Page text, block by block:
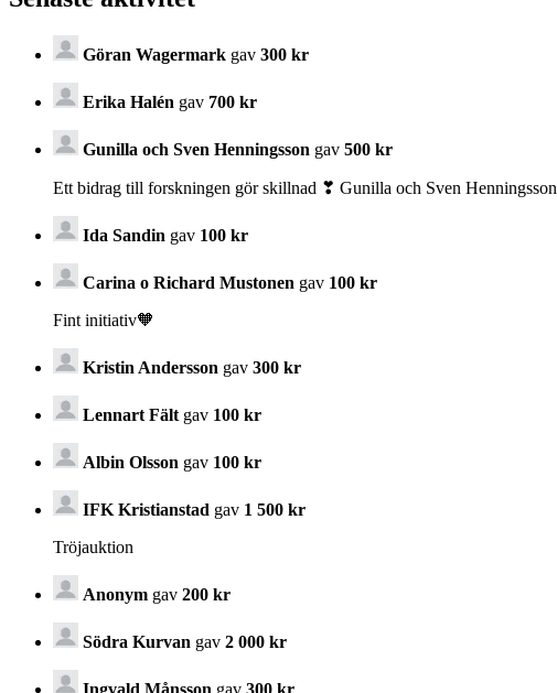
Göran Wagermark gav 300 kr
Erika Halén gav 700 kr
Gunilla och Sven Henningsson gav 500 kr
Ett bidrag till forskningen gör skillnad ❣ Gunilla och Sven Henningsson
Ida Sandin gav 100 kr
Carina o Richard Mustonen gav 100 kr
Fint initiativ🧡
Kristin Andersson gav 300 kr
Lennart Fält gav 100 kr
Albin Olsson gav 100 kr
IFK Kristianstad gav 1 500 kr
Tröjauktion
Anonym gav 200 kr
Södra Kurvan gav 2 000 kr
Ingvald Månsson gav 300 kr